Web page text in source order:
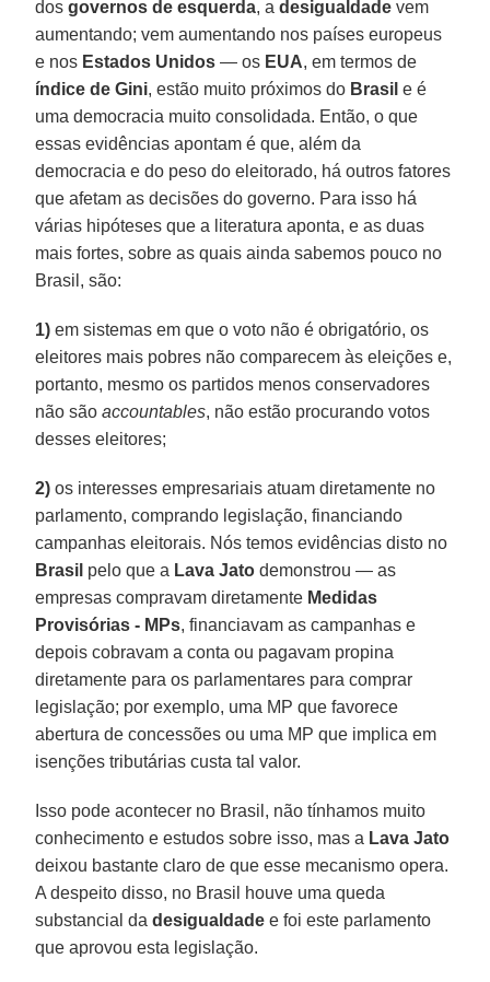
dos governos de esquerda, adesigualdade vem
aumentando; vem aumentando nos países europeus
e nos Estados Unidos — os EUA, em termos de
índice de Gini, estão muito próximos do Brasil e é
uma democracia muito consolidada. Então, o que
essas evidências apontam é que, além da
democracia e do peso do eleitorado, há outros fatores
que afetam as decisões do governo. Para isso há
várias hipóteses que a literatura aponta, e as duas
mais fortes, sobre as quais ainda sabemos pouco no
Brasil, são:
1) em sistemas em que o voto não é obrigatório, os
eleitores mais pobres não comparecem às eleições e,
portanto, mesmo os partidos menos conservadores
não sãoaccountables, não estão procurando votos
desses eleitores;
2) os interesses empresariais atuam diretamente no
parlamento, comprando legislação, financiando
campanhas eleitorais. Nós temos evidências disto no
Brasil pelo que a Lava Jato demonstrou — as
empresas compravam diretamente Medidas
Provisórias - MPs, financiavam as campanhas e
depois cobravam a conta ou pagavam propina
diretamente para os parlamentares para comprar
legislação; por exemplo, uma MP que favorece
abertura de concessões ou uma MP que implica em
isenções tributárias custa tal valor.
Isso pode acontecer no Brasil, não tínhamos muito
conhecimento e estudos sobre isso, mas a Lava Jato
deixou bastante claro de que esse mecanismo opera.
A despeito disso, no Brasil houve uma queda
substancial dadesigualdade e foi este parlamento
que aprovou esta legislação.